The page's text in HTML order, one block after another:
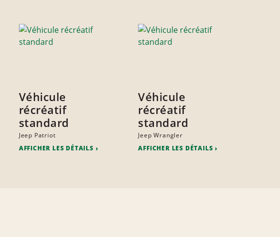
Véhicule
récréatif
standard
Jeep Patriot
AFFICHER LES DÉTAILS
Véhicule
récréatif
standard
Jeep Wrangler
AFFICHER LES DÉTAILS